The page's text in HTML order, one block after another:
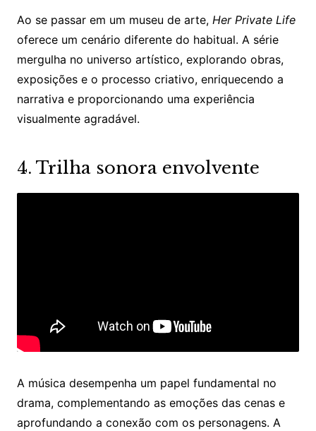
Ao se passar em um museu de arte, Her Private Life
oferece um cenário diferente do habitual. A série
mergulha no universo artístico, explorando obras,
exposições e o processo criativo, enriquecendo a
narrativa e proporcionando uma experiência
visualmente agradável.​
4. Trilha sonora envolvente
A música desempenha um papel fundamental no
drama, complementando as emoções das cenas e
aprofundando a conexão com os personagens. A